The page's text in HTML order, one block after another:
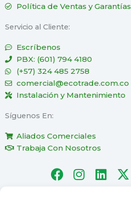
Política de Ventas y Garantías
Servicio al Cliente:
Escríbenos
PBX: (601) 794 4180
(+57) 324 485 2758
comercial@ecotrade.com.co
Instalación y Mantenimiento
Síguenos En:
Aliados Comerciales
Trabaja Con Nosotros
F
a
I
n
L
i
X
-